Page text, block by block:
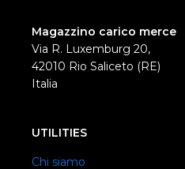
Magazzino carico merce
Via R. Luxemburg 20,
42010 Rio Saliceto (RE)
Italia
UTILITIES
Chi siamo